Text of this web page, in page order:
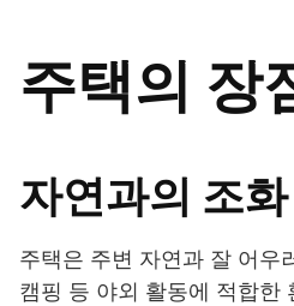
주택의 장
자연과의 조화
주택은 주변 자연과 잘 어우
캠핑 등 야외 활동에 적합한